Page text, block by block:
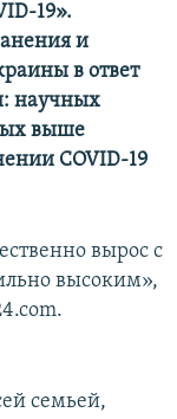
19».
и
в ответ
научных
выше
COVID-19
вырос с
высоким»,
семьей,